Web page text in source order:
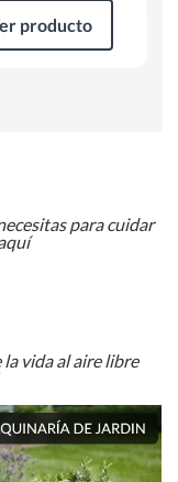
producto
para cuidar
la vida al aire libre